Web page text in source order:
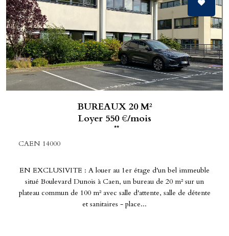
BUREAUX 20 M²
Loyer 550 €/mois
**
CAEN 14000
EN EXCLUSIVITE : A louer au 1er étage d'un bel immeuble
situé Boulevard Dunois à Caen, un bureau de 20 m² sur un
plateau commun de 100 m² avec salle d'attente, salle de détente
et sanitaires - place...